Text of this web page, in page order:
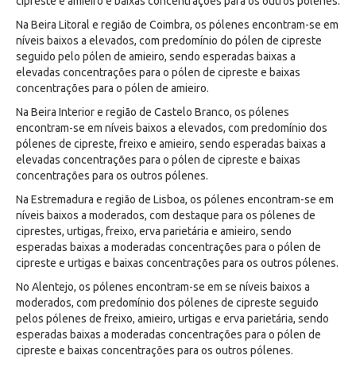
Na Beira Litoral e região de Coimbra, os pólenes encontram-se em
níveis baixos a elevados, com predomínio do pólen de cipreste
seguido pelo pólen de amieiro, sendo esperadas baixas a
elevadas concentrações para o pólen de cipreste e baixas
concentrações para o pólen de amieiro.
Na Beira Interior e região de Castelo Branco, os pólenes
encontram-se em níveis baixos a elevados, com predomínio dos
pólenes de cipreste, freixo e amieiro, sendo esperadas baixas a
elevadas concentrações para o pólen de cipreste e baixas
concentrações para os outros pólenes.
Na Estremadura e região de Lisboa, os pólenes encontram-se em
níveis baixos a moderados, com destaque para os pólenes de
ciprestes, urtigas, freixo, erva parietária e amieiro, sendo
esperadas baixas a moderadas concentrações para o pólen de
cipreste e urtigas e baixas concentrações para os outros pólenes.
No Alentejo, os pólenes encontram-se em se níveis baixos a
moderados, com predomínio dos pólenes de cipreste seguido
pelos pólenes de freixo, amieiro, urtigas e erva parietária, sendo
esperadas baixas a moderadas concentrações para o pólen de
cipreste e baixas concentrações para os outros pólenes.